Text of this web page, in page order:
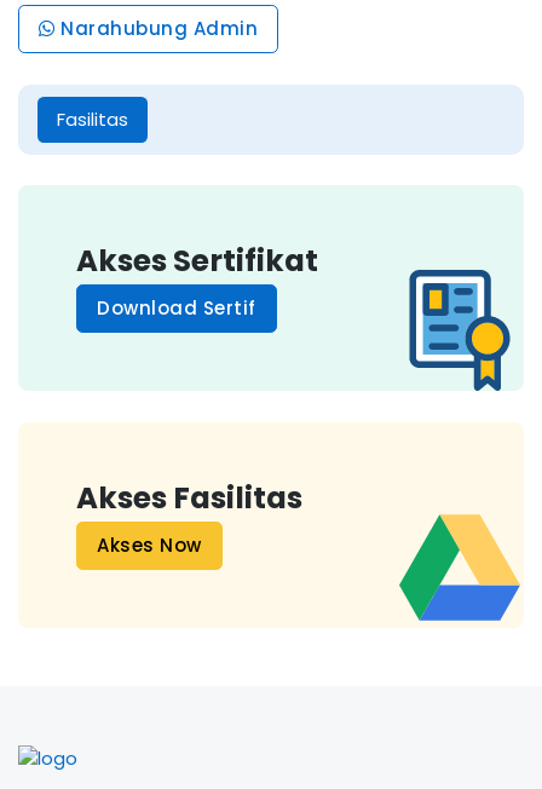
Narahubung Admin
Fasilitas
Akses Sertifikat
Download Sertif
Akses Fasilitas
Akses Now